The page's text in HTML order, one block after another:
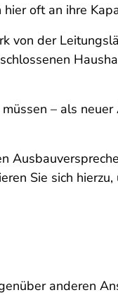
oft an ihre
von der
– als
Sie sich
anderen